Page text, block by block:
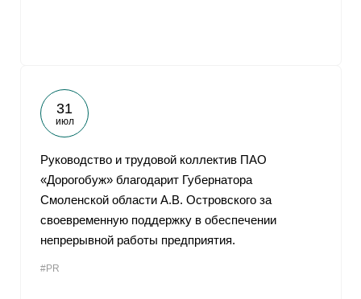
31
июл
Руководство и трудовой коллектив ПАО
«Дорогобуж» благодарит Губернатора
Смоленской области А.В. Островского за
своевременную поддержку в обеспечении
непрерывной работы предприятия.
#PR